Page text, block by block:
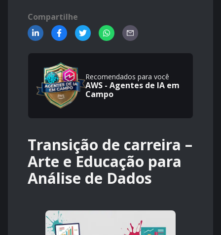
Compartilhe
Recomendados para você
AWS - Agentes de IA em
Campo
Transição de carreira –
Arte e Educação para
Análise de Dados